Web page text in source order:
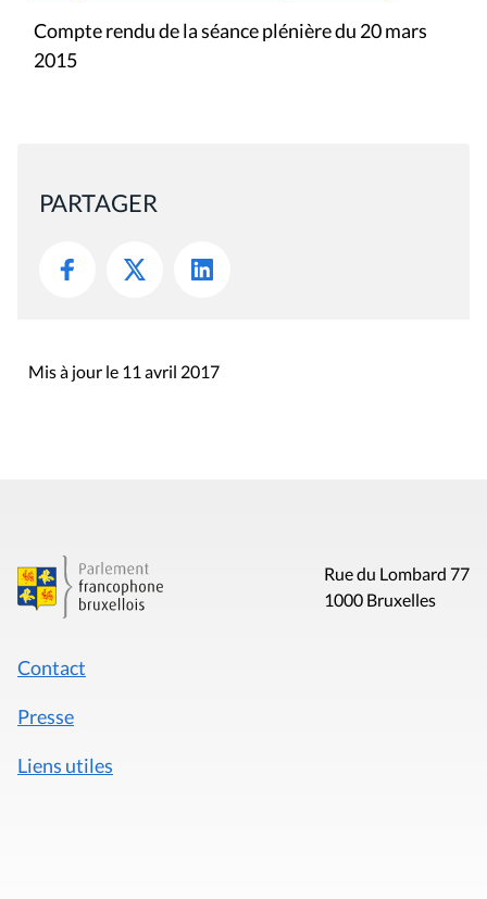
Compte rendu de la séance plénière du 20 mars
2015
PARTAGER
Mis à jour le 11 avril 2017
Rue du Lombard 77
1000 Bruxelles
Contact
Presse
Liens utiles